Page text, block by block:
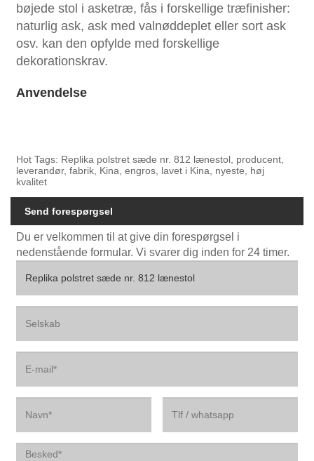
bøjede stol i asketræ, fås i forskellige træfinisher:
naturlig ask, ask med valnøddeplet eller sort ask
osv. kan den opfylde med forskellige
dekorationskrav.
Anvendelse
Hot Tags: Replika polstret sæde nr. 812 lænestol, producent,
leverandør, fabrik, Kina, engros, lavet i Kina, nyeste, høj
kvalitet
Send forespørgsel
Du er velkommen til at give din forespørgsel i
nedenstående formular. Vi svarer dig inden for 24 timer.